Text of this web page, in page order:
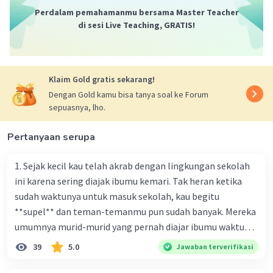
Perdalam pemahamanmu bersama Master Teacher
di sesi Live Teaching, GRATIS!
Klaim Gold gratis sekarang!
Dengan Gold kamu bisa tanya soal ke Forum
sepuasnya, lho.
Pertanyaan serupa
1. Sejak kecil kau telah akrab dengan lingkungan sekolah
ini karena sering diajak ibumu kemari. Tak heran ketika
sudah waktunya untuk masuk sekolah, kau begitu
**supel** dan teman-temanmu pun sudah banyak. Mereka
umumnya murid-murid yang pernah diajar ibumu waktu
kelas satu. Sedangkan aku? Aku waktu itu baru saja pindah
ke kota kecil ini. Makna kata bercetak tebal dalam kutipan
39 5.0 Jawaban terverifikasi